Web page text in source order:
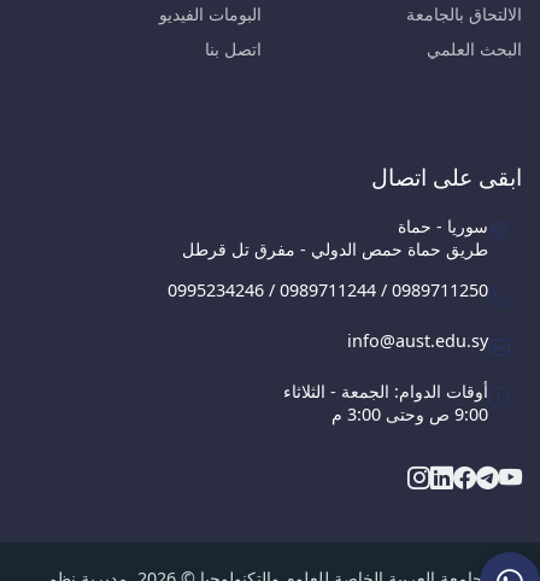
الالتحاق بالجامعة
البحث العلمي
البومات الفيديو
اتصل بنا
ابقى على اتصال
سوريا - حماة
طريق حماة حمص الدولي - مفرق تل قرطل
0995234246 / 0989711244 / 0989711250
info@aust.edu.sy
أوقات الدوام: الجمعة - الثلاثاء
9:00 ص وحتى 3:00 م